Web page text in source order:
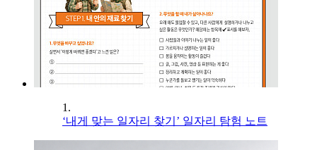
1.
‘내게 맞는 일자리 찾기’ 일자리 탐험 노트